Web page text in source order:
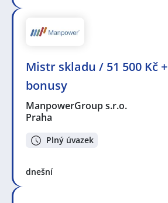
Mistr skladu / 51 500 Kč +
bonusy
ManpowerGroup s.r.o.
Praha
Plný úvazek
dnešní